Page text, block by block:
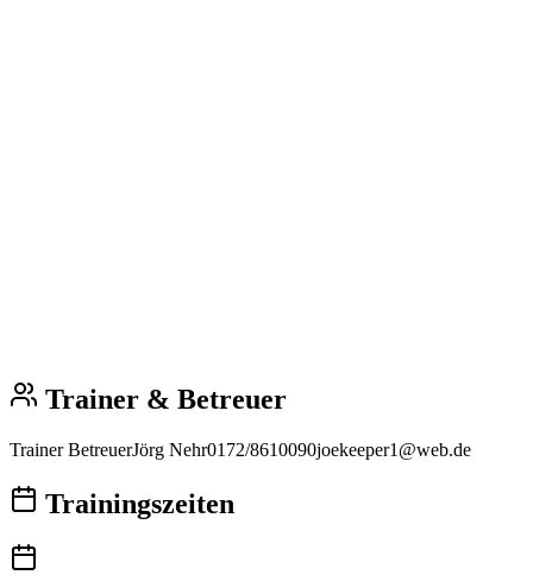
Trainer & Betreuer
Trainer BetreuerJörg Nehr0172/8610090joekeeper1@web.de
Trainingszeiten